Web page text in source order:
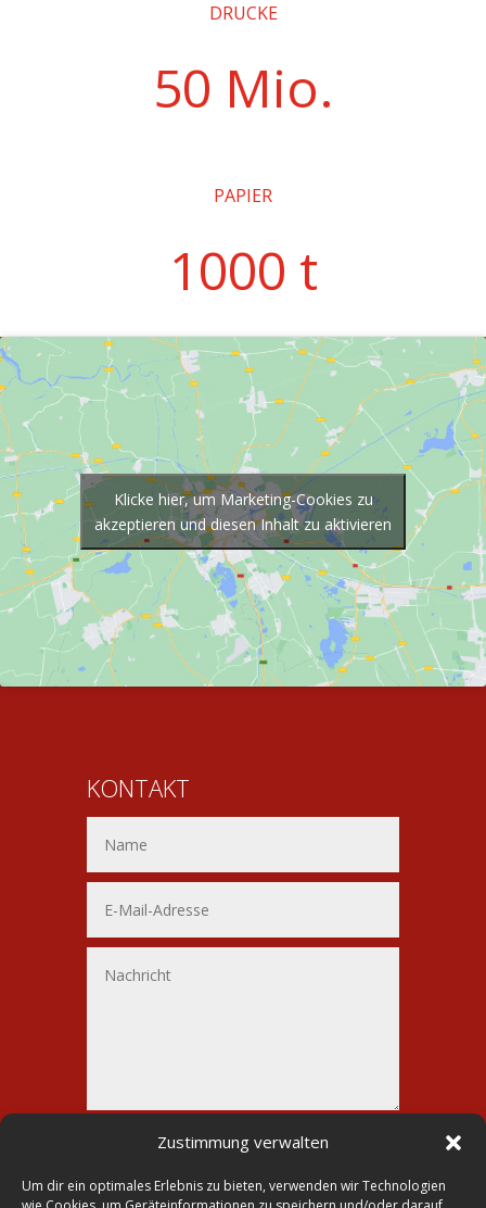
Zustimmung verwalten
Um dir ein optimales Erlebnis zu bieten, verwenden wir Technologien
DRUCKE
50 Mio.
PAPIER
1000 t
Klicke hier, um Marketing-Cookies zu
akzeptieren und diesen Inhalt zu aktivieren
KONTAKT
2 + 6= Senden